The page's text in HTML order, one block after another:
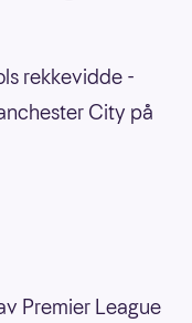
rekkevidde -
City på
Premier League